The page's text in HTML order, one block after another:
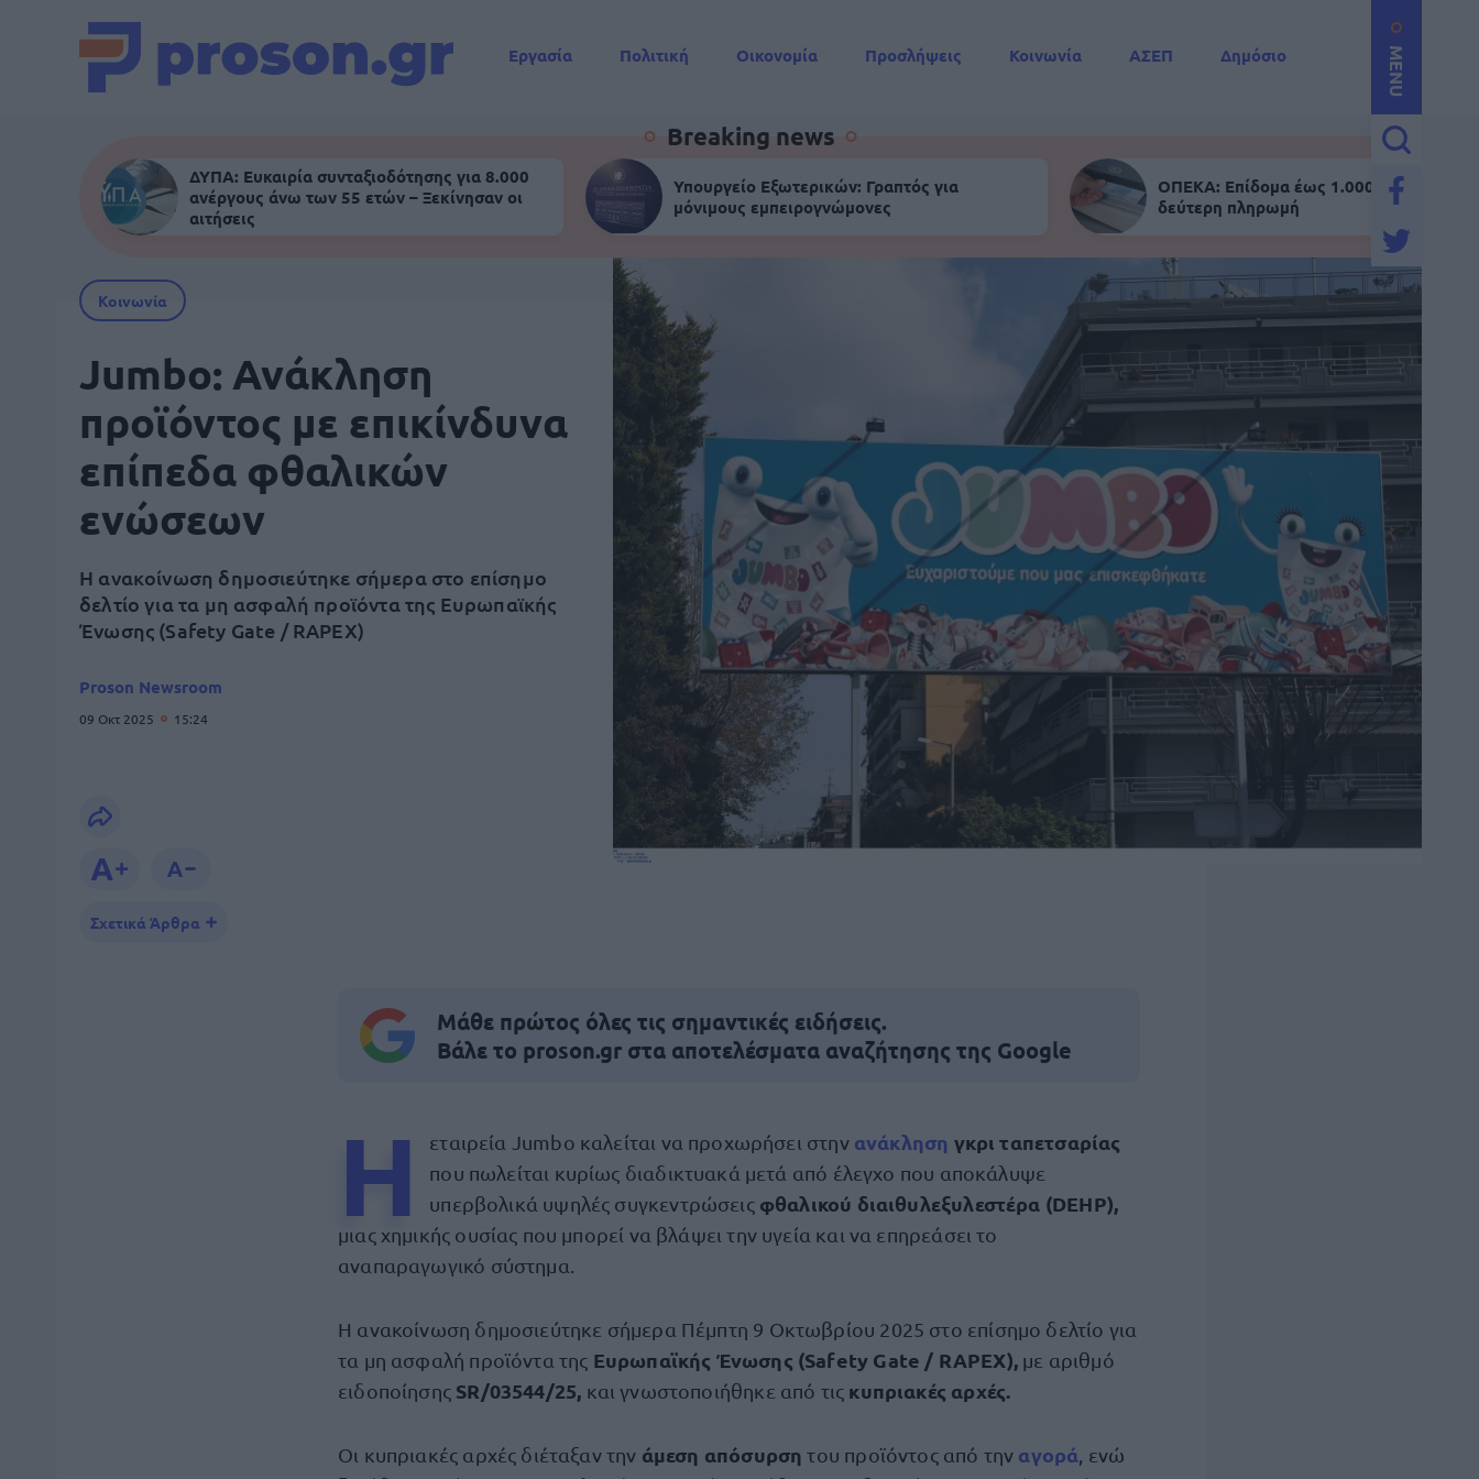
MENU
Εργασία Πολιτική Οικονομία Προσλήψεις Κοινωνία ΑΣΕΠ
Δημόσιο
Breaking news
ΔΥΠΑ: Ευκαιρία συνταξιοδότησης για 8.000
ανέργους άνω των 55 ετών – Ξεκίνησαν οι
αιτήσεις
Υπουργείο Εξωτερικών: Γραπτός για
μόνιμους εμπειρογνώμονες
ΟΠΕΚΑ: Επίδομα έως 1.000 ευρώ -
δεύτερη πληρωμή
Κοινωνία
Jumbo: Ανάκληση
προϊόντος με επικίνδυνα
επίπεδα φθαλικών
ενώσεων
Η ανακοίνωση δημοσιεύτηκε σήμερα στο επίσημο
δελτίο για τα μη ασφαλή προϊόντα της Ευρωπαϊκής
Ένωσης (Safety Gate / RAPEX)
Proson Newsroom
09 Οκτ 2025 15:24
Σχετικά Άρθρα
Μάθε πρώτος όλες τις σημαντικές ειδήσεις.
Βάλε το proson.gr στα αποτελέσματα αναζήτησης της Google
Η εταιρεία Jumbo καλείται να προχωρήσει στην ανάκληση γκρι ταπετσαρίας
που πωλείται κυρίως διαδικτυακά μετά από έλεγχο που αποκάλυψε
υπερβολικά υψηλές συγκεντρώσεις φθαλικού διαιθυλεξυλεστέρα (DEHP),
μιας χημικής ουσίας που μπορεί να βλάψει την υγεία και να επηρεάσει το
αναπαραγωγικό σύστημα.
Η ανακοίνωση δημοσιεύτηκε σήμερα Πέμπτη 9 Οκτωβρίου 2025 στο επίσημο δελτίο για
τα μη ασφαλή προϊόντα της Ευρωπαϊκής Ένωσης (Safety Gate / RAPEX),με αριθμό
ειδοποίησηςSR/03544/25, και γνωστοποιήθηκε από τις κυπριακές αρχές.
Οι κυπριακές αρχές διέταξαν την άμεση απόσυρσητου προϊόντος από την αγορά , ενώ